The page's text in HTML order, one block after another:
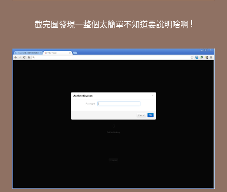
截完圖發現一整個太簡單不知道要說明啥啊 !